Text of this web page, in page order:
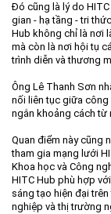
Đó cũng là lý do
gian - hạ tầng - tri
Hub không chỉ là nơi
mà còn là nơi hội tụ
trình diễn và thương
Ông Lê Thanh Sơn
nối liên tục giữa công
ngắn khoảng cách từ
Quan điểm này cũng
tham gia mạng lưới
Khoa học và Công
HITC Hub phù hợp
sáng tạo hiện đại
nghiệp và thị trường